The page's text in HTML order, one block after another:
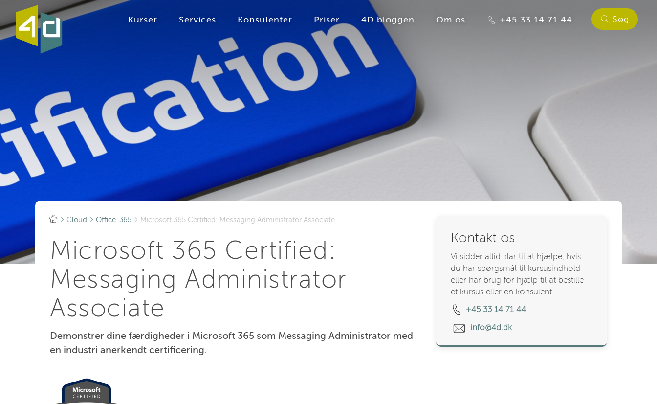
Kurser Services Konsulenter Priser 4D bloggen Om os +45 33 14 71 44 Søg
Cloud Office-365 Microsoft 365 Certified: Messaging Administrator Associate
Microsoft 365 Certified:
Messaging Administrator
Associate
Demonstrer dine færdigheder i Microsoft 365 som Messaging Administrator med
en industri anerkendt certificering.
Kontakt os
Vi sidder altid klar til at hjælpe, hvis
du har spørgsmål til kursusindhold
eller har brug for hjælp til at bestille
et kursus eller en konsulent.
+45 33 14 71 44
info@4d.dk